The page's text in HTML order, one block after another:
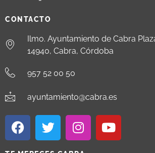
CONTACTO
Ilmo. Ayuntamiento de Cabra
14940, Cabra, Córdoba
957 52 00 50
ayuntamiento@cabra.es